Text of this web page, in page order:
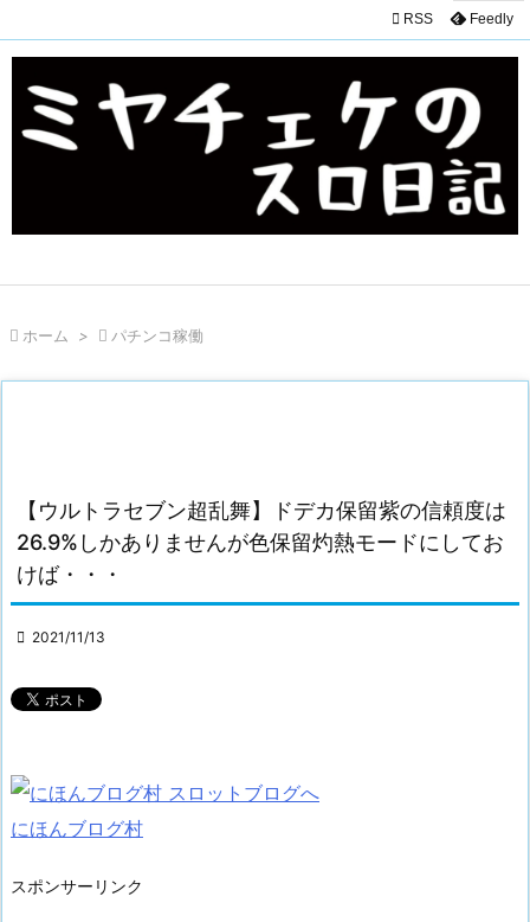
 RSS Feedly
 ホーム >  パチンコ稼働
【ウルトラセブン超乱舞】ドデカ保留紫の信頼度は
26.9%しかありませんが色保留灼熱モードにしてお
けば・・・
 2021/11/13
にほんブログ村
スポンサーリンク